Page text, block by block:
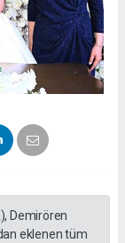
Demirören
eklenen tüm